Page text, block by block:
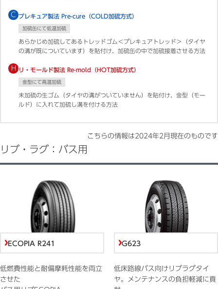
C プレキュア製法 Pre-cure（COLD加硫方式）
加硫缶にて低温加硫
あらかじめ加硫してあるトレッドゴム＜プレキュアトレッド＞（タイヤ
の溝が既についています）を貼付け、加硫缶の中で加硫接着させる方法
H リ・モールド製法 Re-mold（HOT加硫方式）
金型にて高温加硫
未加硫の生ゴム（タイヤの溝がついていません）を貼付け、金型（モー
ルド）に入れて加硫し溝を付ける方法
こちらの情報は2024年2月 現在のものです
リブ・ラグ：バス用
ECOPIA R241
低燃費性能と耐偏摩耗性能を両立
させた
G623
低床路線バス向けリブラグタイ
ヤ。メンテナンスの負担軽減に貢